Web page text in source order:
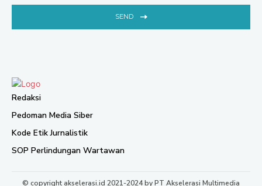
SEND
Redaksi
Pedoman Media Siber
Kode Etik Jurnalistik
SOP Perlindungan Wartawan
© copyright akselerasi.id 2021-2024 by PT Akselerasi Multimedia